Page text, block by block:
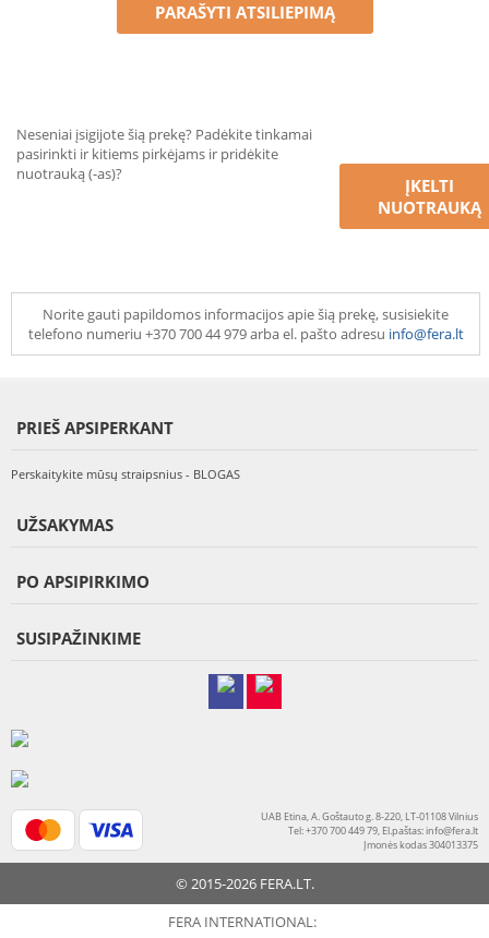
PARAŠYTI ATSILIEPIMĄ
Neseniai įsigijote šią prekę? Padėkite tinkamai
pasirinkti ir kitiems pirkėjams ir pridėkite
nuotrauką (-as)?
ĮKELTI
NUOTRAUKĄ
Norite gauti papildomos informacijos apie šią prekę, susisiekite
telefono numeriu +370 700 44 979 arba el. pašto adresu info@fera.lt
PRIEŠ APSIPERKANT
Perskaitykite mūsų straipsnius - BLOGAS
UŽSAKYMAS
PO APSIPIRKIMO
SUSIPAŽINKIME
UAB Etina, A. Goštauto g. 8-220, LT-01108 Vilnius
Tel: +370 700 449 79, El.paštas:info@fera.lt
Įmonės kodas 304013375
© 2015-2026 FERA.LT.
FERA INTERNATIONAL: